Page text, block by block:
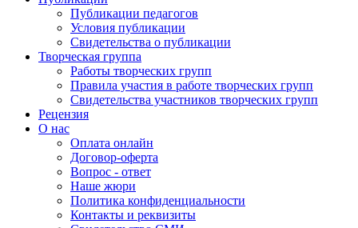
Публикации педагогов
Условия публикации
Свидетельства о публикации
Творческая группа
Работы творческих групп
Правила участия в работе творческих групп
Свидетельства участников творческих групп
Рецензия
О нас
Оплата онлайн
Договор-оферта
Вопрос - ответ
Наше жюри
Политика конфиденциальности
Контакты и реквизиты